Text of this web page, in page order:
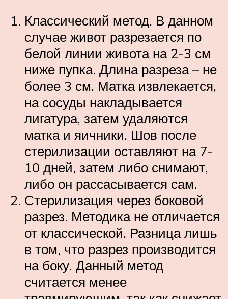
Классический метод. В данном
случае живот разрезается по
белой линии живота на 2-3 см
ниже пупка. Длина разреза – не
более 3 см. Матка извлекается,
на сосуды накладывается
лигатура, затем удаляются
матка и яичники. Шов после
стерилизации оставляют на 7-
10 дней, затем либо снимают,
либо он рассасывается сам.
Стерилизация через боковой
разрез. Методика не отличается
от классической. Разница лишь
в том, что разрез производится
на боку. Данный метод
считается менее